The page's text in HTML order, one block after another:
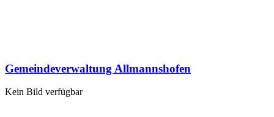
Gemeindeverwaltung Allmannshofen
Kein Bild verfügbar